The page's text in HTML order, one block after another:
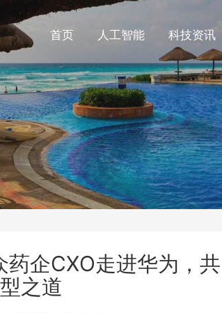
首页 人工智能 科技资讯
企CXO走进华为，共
之道